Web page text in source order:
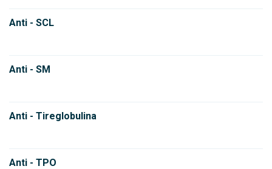
Anti - SCL
Anti - SM
Anti - Tireglobulina
Anti - TPO